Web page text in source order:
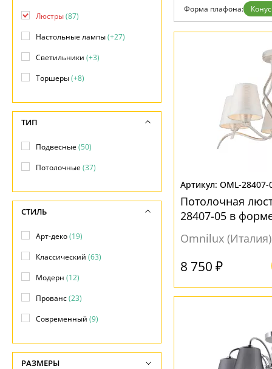
Дизайнерам
Бренды
Контакты
Форма плафона: Конус
OML-28407-
Потолочная
28407-05 в
Omnilux (Италия)
8 750 ₽
Люстры(87)
Настольные лампы(+27)
Светильники (+3)
Торшеры(+8)
ТИП
Подвесные(50)
Потолочные(37)
СТИЛЬ
Арт-деко(19)
Классический (63)
Модерн (12)
Прованс(23)
Современный (9)
РАЗМЕРЫ